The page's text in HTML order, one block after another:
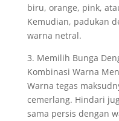
biru, orange, pink,
Kemudian, padukan
warna netral.
3. Memilih Bunga
Kombinasi Warna
Warna tegas
cemerlang. Hindari
sama persis dengan